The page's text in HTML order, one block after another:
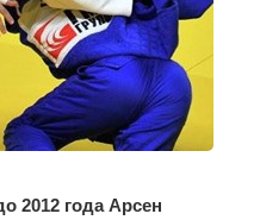
2012 года Арсен